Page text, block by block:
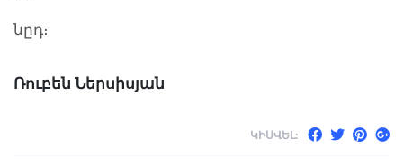
նըդ։
Ռուբեն Ներսիսյան
ԿԻՍՎԵԼ: